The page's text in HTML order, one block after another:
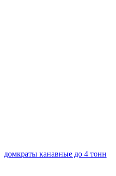
домкраты канавные до 4 тонн